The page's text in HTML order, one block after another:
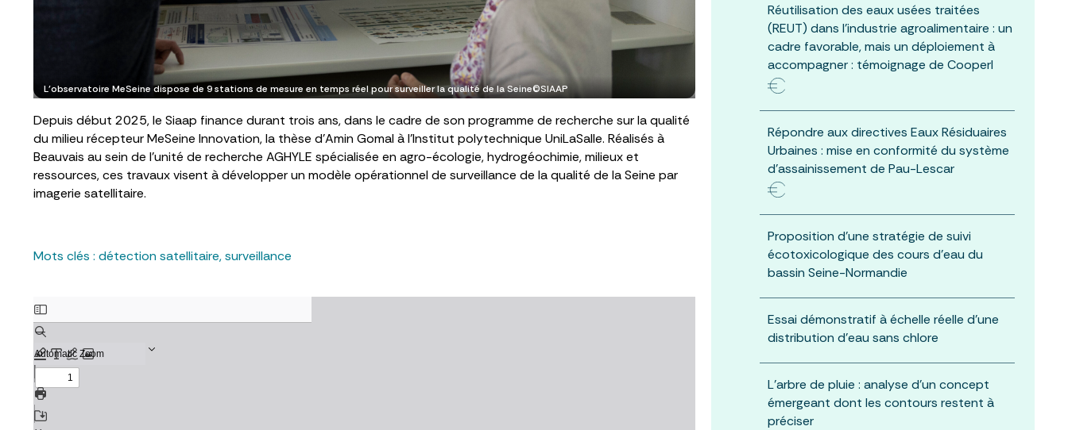
L’observatoire MeSeine dispose de 9 stations de mesure en temps réel pour surveiller la qualité de la Seine©SIAAP
Depuis début 2025, le Siaap finance durant trois ans, dans le cadre de son programme de recherche sur la qualité
du milieu récepteur MeSeine Innovation, la thèse d’Amin Gomal à l’Institut polytechnique UniLaSalle. Réalisés à
Beauvais au sein de l’unité de recherche AGHYLE spécialisée en agro-écologie, hydrogéochimie, milieux et
ressources, ces travaux visent à développer un modèle opérationnel de surveillance de la qualité de la Seine par
imagerie satellitaire.
Mots clés : détection satellitaire,surveillance
Réutilisation des eaux usées traitées
(REUT) dans l’industrie agroalimentaire : un
cadre favorable, mais un déploiement à
accompagner : témoignage de Cooperl
Répondre aux directives Eaux Résiduaires
Urbaines : mise en conformité du système
d’assainissement de Pau-Lescar
Proposition d’une stratégie de suivi
écotoxicologique des cours d’eau du
bassin Seine-Normandie
Essai démonstratif à échelle réelle d’une
distribution d’eau sans chlore
L’arbre de pluie : analyse d’un concept
émergeant dont les contours restent à
préciser